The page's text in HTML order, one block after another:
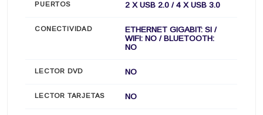
PUERTOS 2 X USB 2.0 / 4 X USB 3.0
CONECTIVIDAD
ETHERNET GIGABIT: SI /
WIFI: NO / BLUETOOTH:
NO
LECTOR DVD NO
LECTOR TARJETAS NO